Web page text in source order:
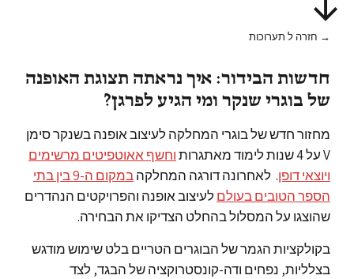
→ חזרה ל תערוכות
חדשות הבידור: איך נראתה תצוגת האופנה
של בוגרי שנקר ומי הגיע לפרגן?
מחזור חדש של בוגרי המחלקה לעיצוב אופנה בשנקר סימן
V על 4 שנות לימוד מאתגרות
וחשף אאוטפיטים מרשימים
ויוצאי דופן. לאחרונה דורגה המחלקה
במקום ה-9 בין בתי
הספר הטובים בעולםלעיצוב אופנה והפרויקטים הנהדרים
שהוצגו על המסלול בהחלט הצדיקו את הבחירה.
בקולקציות הגמר של הבוגרים הטריים בלט שימוש מודגש
בצלליות, נפחים ודה-קונסטרוקציה של הבגד, לצד